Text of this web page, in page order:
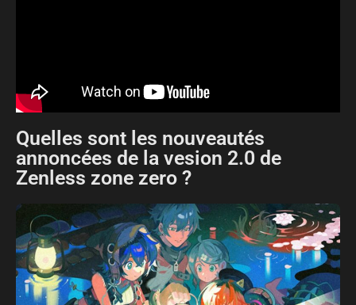
Quelles sont les nouveautés
annoncées de la vesion 2.0 de
Zenless zone zero ?